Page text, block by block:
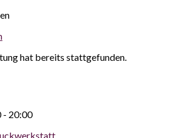
hat bereits stattgefunden.
- 20:00